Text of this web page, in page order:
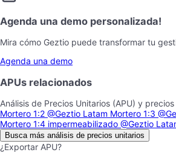
Agenda una demo personalizada!
Mira cómo Geztio puede transformar tu
Agenda una demo
APUs relacionados
Análisis de Precios Unitarios (APU) y
Mortero 1:2 @Geztio Latam Mortero 1:3
Mortero 1:4 impermeabilizado @Geztio
Busca más análisis de precios unitarios
¿Exportar APU?